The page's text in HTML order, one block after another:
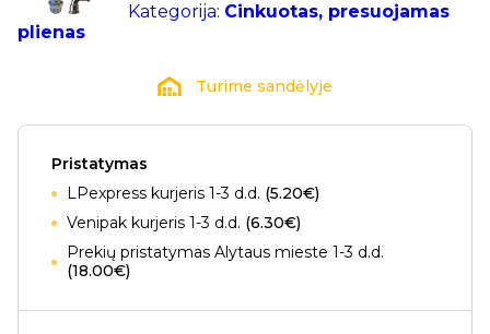
Kategorija: Cinkuotas, presuojamas
plienas
Turime sandėlyje
Pristatymas
LPexpress kurjeris 1-3 d.d. (5.20€)
Venipak kurjeris 1-3 d.d. (6.30€)
Prekių pristatymas Alytaus mieste 1-3 d.d.
(18.00€)